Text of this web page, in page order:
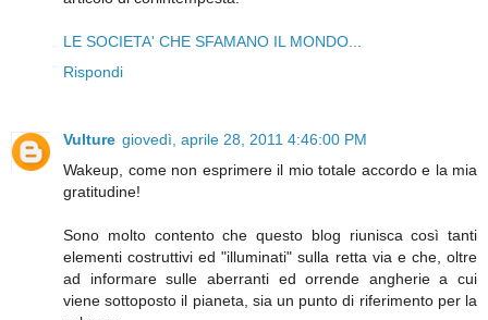
LE SOCIETA' CHE SFAMANO IL MONDO...
Rispondi
Vulture giovedì, aprile 28, 2011 4:46:00 PM
Wakeup, come non esprimere il mio totale accordo e la mia
gratitudine!
Sono molto contento che questo blog riunisca così tanti
elementi costruttivi ed "illuminati" sulla retta via e che, oltre
ad informare sulle aberranti ed orrende angherie a cui
viene sottoposto il pianeta, sia un punto di riferimento per la